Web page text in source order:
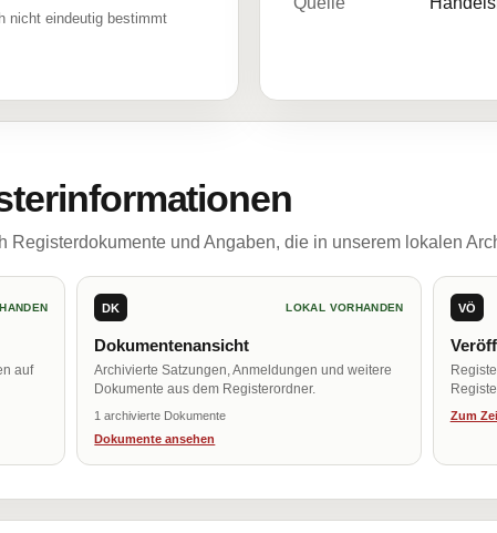
nicht eindeutig bestimmt
Registerdokumente und Angaben, die in unserem lokalen
auf
DK LOKAL VORHANDEN
Dokumentenansicht
Archivierte Satzungen, Anmeldungen und weitere
Dokumente aus dem Registerordner.
1 archivierte Dokumente
Dokumente ansehen
VÖ
Zum